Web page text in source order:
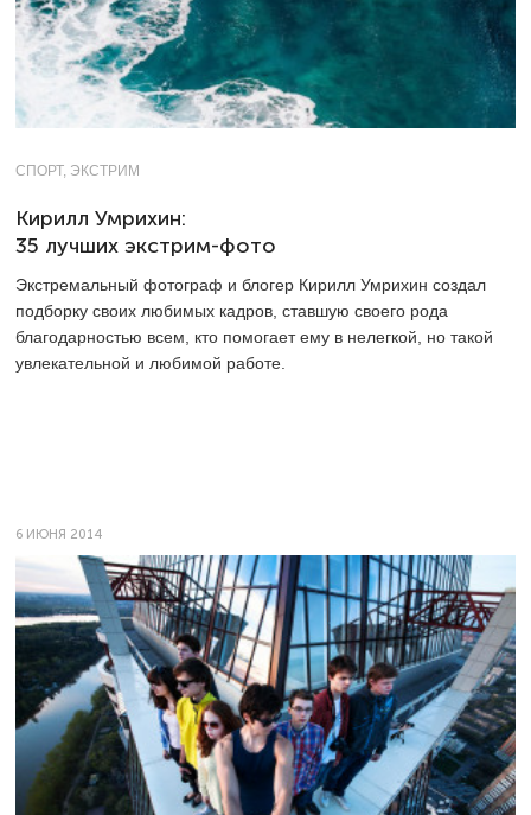
СПОРТ, ЭКСТРИМ
Кирилл Умрихин:
35 лучших экстрим-фото
Экстремальный фотограф и блогер Кирилл Умрихин создал
подборку своих любимых кадров, ставшую своего рода
благодарностью всем, кто помогает ему в нелегкой, но такой
увлекательной и любимой работе.
6 ИЮНЯ 2014